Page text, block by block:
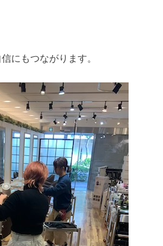
にもつながります。